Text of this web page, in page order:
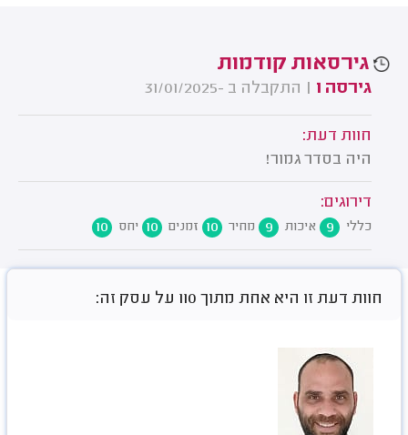
גירסאות קודמות
גירסה 1 | התקבלה ב -31/01/2025
חוות דעת:
היה בסדר גמור!
דירוגים:
כללי 9 איכות 9 מחיר 10 זמנים 10 יחס 10
חוות דעת זו היא אחת מתוך 110 על עסק זה: